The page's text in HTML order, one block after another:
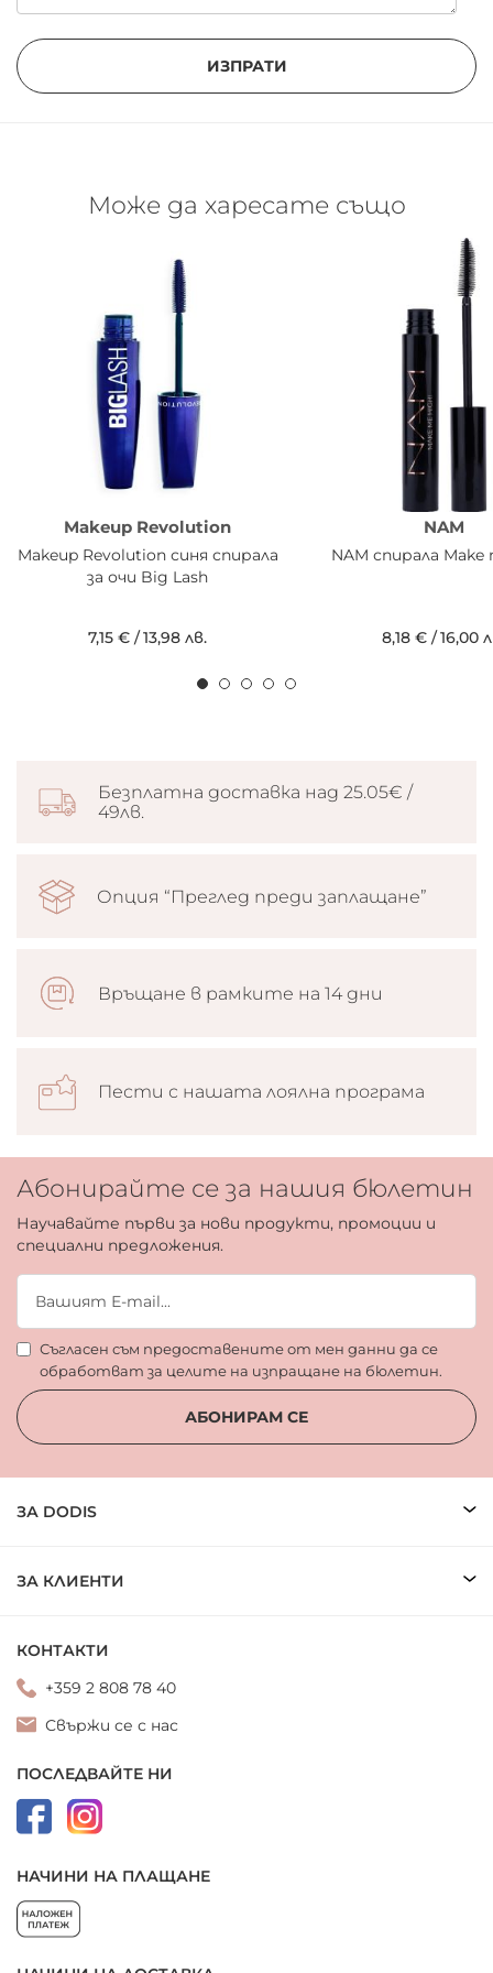
ИЗПРАТИ
Може да харесате също
Makeup Revolution
Makeup Revolution синя спирала
за очи Big Lash
7,15 € /13,98 лв.
NAM
NAM спирала Make
8,18 € /16,00
Безплатна доставка над 25.05€ /
49лв.
Опция “Преглед преди заплащане”
Връщане в рамките на 14 дни
Пести с нашата лоялна програма
Абонирайте се за нашия бюлетин
Научавайте първи за нови продукти, промоции и
специални предложения.
Съгласен съм предоставените от мен данни да се
обработват за целите на изпращане на бюлетин.
АБОНИРАМ СЕ
ЗА DODIS
ЗА КЛИЕНТИ
КОНТАКТИ
+359 2 808 78 40
Свържи се с нас
ПОСЛЕДВАЙТЕ НИ
НАЧИНИ НА ПЛАЩАНЕ